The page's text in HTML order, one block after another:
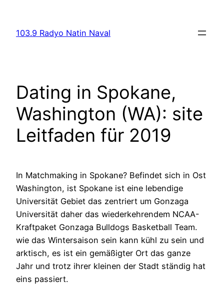
content
103.9 Radyo Natin Naval
Dating in Spokane,
Washington (WA): site
Leitfaden für 2019
In Matchmaking in Spokane? Befindet sich in Ost
Washington, ist Spokane ist eine lebendige
Universität Gebiet das zentriert um Gonzaga
Universität daher das wiederkehrendem NCAA-
Kraftpaket Gonzaga Bulldogs Basketball Team.
wie das Wintersaison sein kann kühl zu sein und
arktisch, es ist ein gemäßigter Ort das ganze
Jahr und trotz ihrer kleinen der Stadt ständig hat
eins passiert.